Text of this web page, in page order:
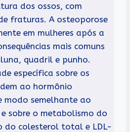
dos ossos, com
fraturas. A osteoporose
em mulheres após a
mais comuns
quadril e punho.
específica sobre os
ao hormônio
modo semelhante ao
sobre o metabolismo do
do colesterol total e LDL-